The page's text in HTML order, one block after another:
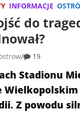
INFORMACJE
do
19
Stadionu
Wielkopolskim
Z powodu